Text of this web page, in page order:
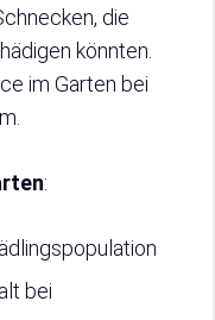
die
könnten.
im Garten bei
:
bei